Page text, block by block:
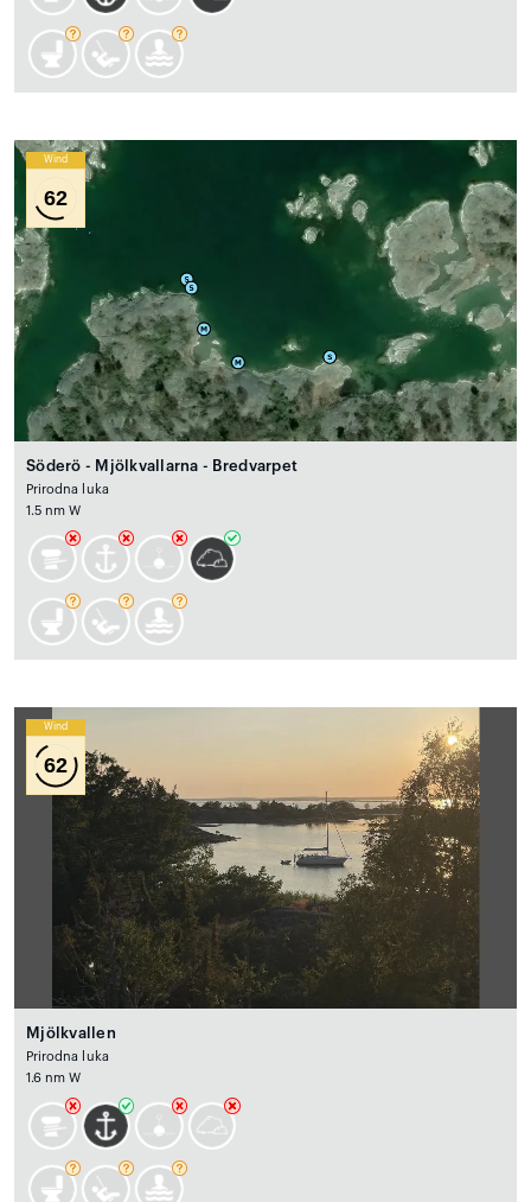
Wind
62
Söderö - Mjölkvallarna - Bredvarpet
Prirodna luka
1.5 nm W
Wind
62
Mjölkvallen
Prirodna luka
1.6 nm W